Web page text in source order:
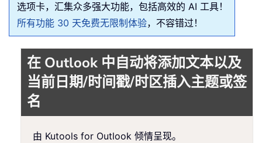
选项卡，汇集众多强大功能，包括高效的 AI 工具！
所有功能 30 天免费无限制体验，不容错过！
在 Outlook 中自动将添加文本以及
当前日期/时间戳/时区插入主题或签
名
由 Kutools for Outlook 倾情呈现。